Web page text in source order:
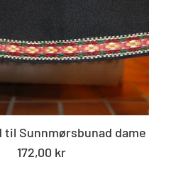
til Sunnmørsbunad dame
Standard
172,00 kr